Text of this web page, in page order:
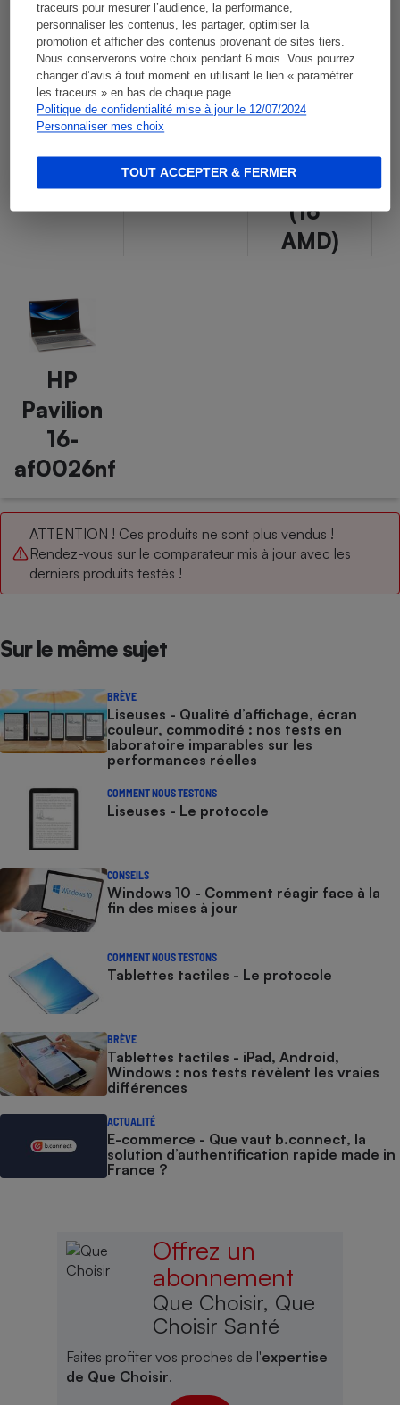
traceurs pour mesurer l’audience, la performance,
personnaliser les contenus, les partager, optimiser la
promotion et afficher des contenus provenant de sites tiers.
Nous conserverons votre choix pendant 6 mois. Vous pourrez
changer d’avis à tout moment en utilisant le lien « paramétrer
les traceurs » en bas de chaque page.
Politique de confidentialité mise à jour le 12/07/2024
Personnaliser mes choix
TOUT ACCEPTER & FERMER
MSI
Modern
15 B13M-
266FR
Asus
Zenbook
Flip 15
UM562UG
IdeaPad
5 2-in-1
Gen 9
(16"
AMD)
HP
Pavilion
16-
af0026nf
ATTENTION ! Ces produits ne sont plus vendus !
Rendez-vous sur le comparateur mis à jour avec les
derniers produits testés !
Sur le même sujet
BRÈVE
Liseuses - Qualité d’affichage, écran
couleur, commodité : nos tests en
laboratoire imparables sur les
performances réelles
COMMENT NOUS TESTONS
Liseuses - Le protocole
CONSEILS
Windows 10 - Comment réagir face à la
fin des mises à jour
COMMENT NOUS TESTONS
Tablettes tactiles - Le protocole
BRÈVE
Tablettes tactiles - iPad, Android,
Windows : nos tests révèlent les vraies
différences
ACTUALITÉ
E-commerce - Que vaut b.connect, la
solution d’authentification rapide made in
France ?
Offrez un
abonnement
Que Choisir, Que
Choisir Santé
Faites profiter vos proches de l'expertise
de Que Choisir.